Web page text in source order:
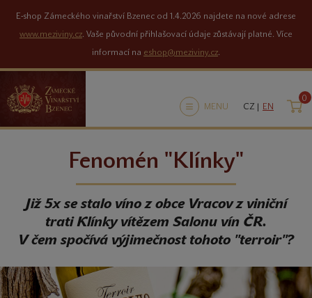
E-shop Zámeckého vinařství Bzenec od 1.4.2026 najdete na nové adrese
www.meziviny.cz. Vaše původní přihlašovací údaje zůstávají platné. Více
informací na eshop@meziviny.cz.
MENU CZ | EN
0
Fenomén "Klínky"
Již 5x se stalo víno z obce Vracov z viniční
trati Klínky vítězem Salonu vín ČR.
V čem spočívá výjimečnost tohoto "terroir"?